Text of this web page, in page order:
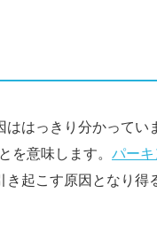
はっきり分かってい
を意味します。 パー
き起こす原因となり